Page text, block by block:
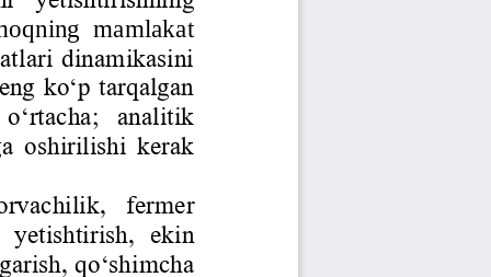
mamlakat
dinamikasini
ko‘p tarqalgan
analitik
oshirilishi kerak
fermer
yetishtirish,  ekin
qo‘shimcha